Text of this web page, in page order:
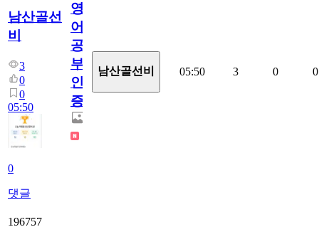
남산골선
비
3
0
0
05:50
0
댓글
영
어
공
부
인
증
남산골선비 05:50 3 0 0
196757